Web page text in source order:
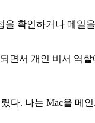
을 확인하거나 메
면서 개인 비서 역
다. 나는 Mac을